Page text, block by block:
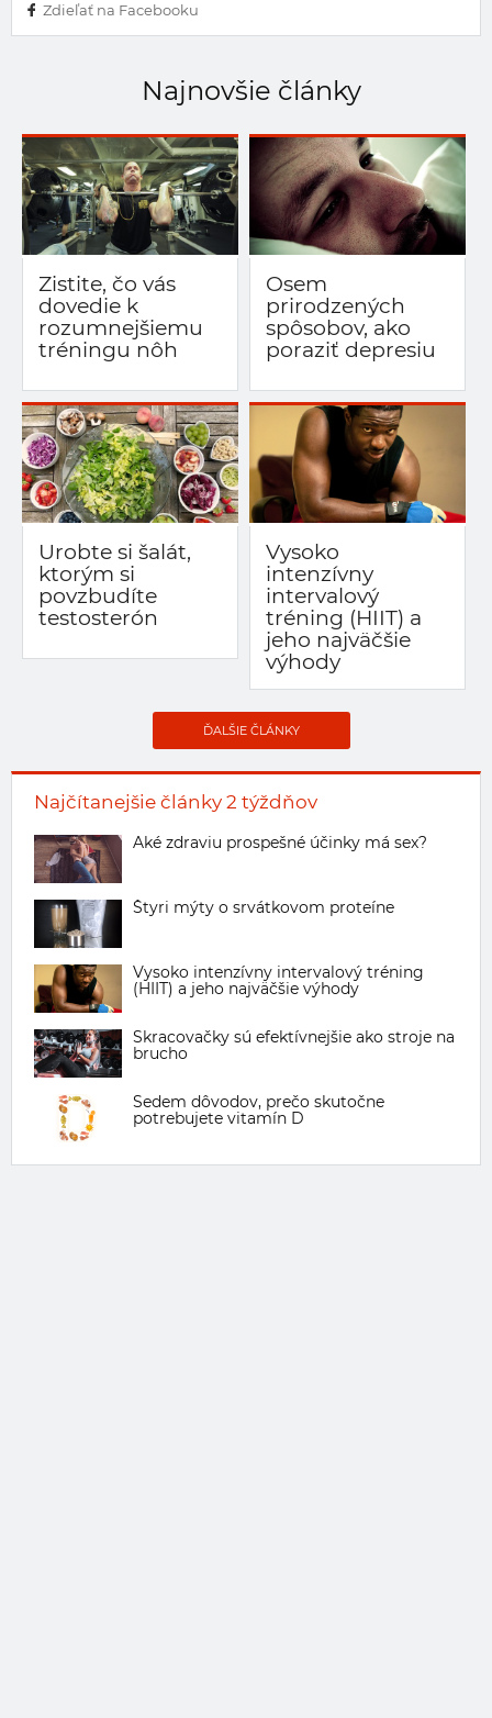
Zdieľať na Facebooku
Najčítanejšie články 2 týždňov
Aké zdraviu prospešné účinky má sex?
Štyri mýty o srvátkovom proteíne
Vysoko intenzívny intervalový tréning
(HIIT) a jeho najväčšie výhody
Skracovačky sú efektívnejšie ako stroje na
brucho
Sedem dôvodov, prečo skutočne
potrebujete vitamín D
Najnovšie články
Zistite, čo vás
dovedie k
rozumnejšiemu
tréningu nôh
Osem
prirodzených
spôsobov, ako
poraziť depresiu
Urobte si šalát,
ktorým si
povzbudíte
testosterón
Vysoko
intenzívny
intervalový
tréning (HIIT) a
jeho najväčšie
výhody
ĎALŠIE ČLÁNKY